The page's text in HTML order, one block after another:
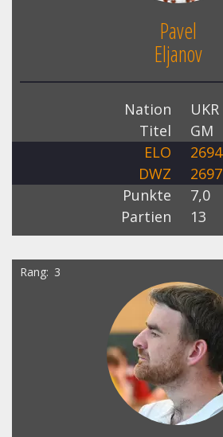
Pavel
Eljanov
Nation
UKR
Titel
GM
ELO
2694
DWZ
2697
Punkte
7,0
Partien
13
Rang 3